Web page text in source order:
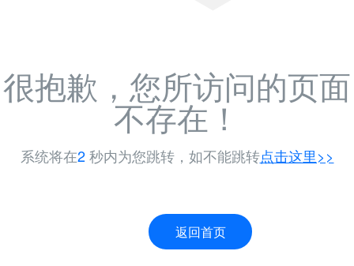
很抱歉，您所访问的页面
不存在！
系统将在1秒内为您跳转，如不能跳转点击这里>>
返回首页